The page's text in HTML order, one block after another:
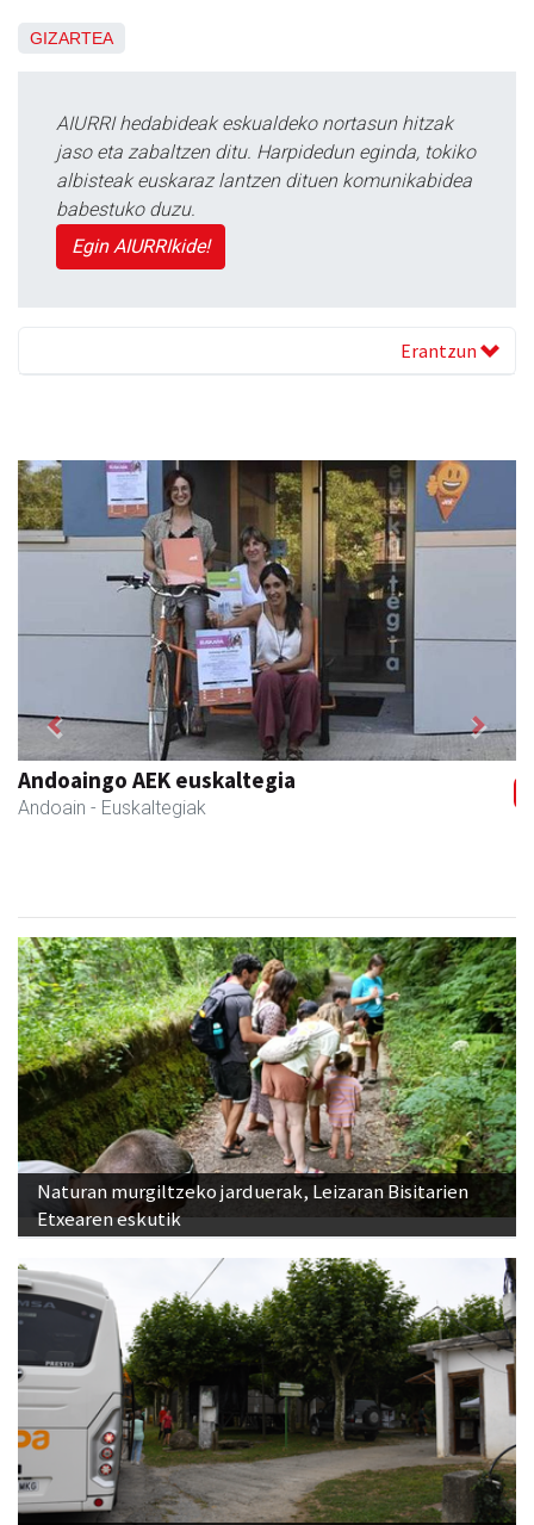
GIZARTEA
AIURRI hedabideak eskualdeko nortasun hitzak
jaso eta zabaltzen ditu. Harpidedun eginda, tokiko
albisteak euskaraz lantzen dituen komunikabidea
babestuko duzu.
Egin AIURRIkide!
Erantzun
Andoaingo AEK euskaltegia
Andoain - Euskaltegiak
Previous Next
Naturan murgiltzeko jarduerak, Leizaran Bisitarien
Etxearen eskutik